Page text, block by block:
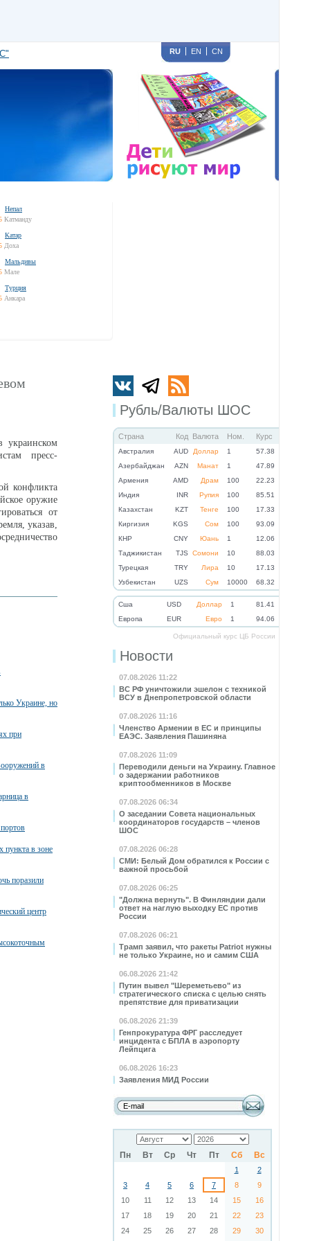
RU EN CN
Непал
Катманду
Катар
Доха
Мальдивы
Мале
Турция
Анкара
Рубль/Валюты ШОС
Страна Код Валюта Ном. Курс
Австралия AUD Доллар 1
57.38
Азербайджан
AZN Манат 1
47.89
Армения
AMD Драм 100
22.23
Индия
INR Рупия 100
85.51
Казахстан
KZT Тенге 100
17.33
Киргизия
KGS Сом 100
93.09
КНР
CNY Юань 1
12.06
Таджикистан
TJS Сомони 10
88.03
Турецкая
TRY Лира 10
17.13
Узбекистан
UZS Сум 10000 68.32
Cша USD Доллар 1
81.41
Eвропа
EUR Евро 1 94.06
Официальный курс ЦБ России
Новости
07.08.2026 11:22
ВС РФ уничтожили эшелон с техникой
ВСУ в Днепропетровской области
07.08.2026 11:16
Членство Армении в ЕС и принципы
ЕАЭС. Заявления Пашиняна
07.08.2026 11:09
Переводили деньги на Украину. Главное
о задержании работников
криптообменников в Москве
07.08.2026 06:34
О заседании Совета национальных
координаторов государств – членов
ШОС
07.08.2026 06:28
СМИ: Белый Дом обратился к России с
важной просьбой
07.08.2026 06:25
"Должна вернуть". В Финляндии дали
ответ на наглую выходку ЕС против
России
07.08.2026 06:21
Трамп заявил, что ракеты Patriot нужны
не только Украине, но и самим США
06.08.2026 21:42
Путин вывел "Шереметьево" из
стратегического списка с целью снять
препятствие для приватизации
06.08.2026 21:39
Генпрокуратура ФРГ расследует
инцидента с БПЛА в аэропорту
Лейпцига
06.08.2026 16:23
Заявления МИД России
Пн Вт Ср Чт Пт Сб Вс
1
2
3
4 5 6 7 8
9
10
11 12 13 14 15
16
17
18 19 20 21 22
23
24
25 26 27 28 29 30
пресс-
конфликта
оружие
от
указав,
Украине, но
при
в
в
пункта в зоне
поразили
центр